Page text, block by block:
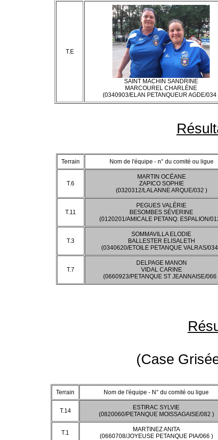
T.E
SAINT MACHIN SANDRINE
MARCOUREL CHARLÈNE
(0340903/ELAN PETANQUEUR AGDE/034
Terrain Nom de l'équipe - n° du comité ou ligue
T.6
MARTIN OCÉANE
ZAPICO SOPHIE
(0320312/LALANNE ARQUE/032 )
T.11
PEGUES VALÉRIE
BESOMBES SÉVERINE
(0120201/AMICALE PETANQ. ESPALION/
T.3
SOMMAVILLA ELODIE
BALLESTER ELISALETH
(0340620/ETOILE PETANQUE VALRAS/
T.7
DELPAGE MANON
VIDAL CARINE
(0660923/PETANQUE ST JEANNAISE/066
(Case
Terrain Nom de l'équipe - N° du comité ou ligue
T.14
ESTIRAC SYLVIE
(0820060/PETANQUE MOISSAGAISE/082 )
T.1
MARTINEZ ANITA
(0660708/JOYEUSE PETANQUE PIA/066 )